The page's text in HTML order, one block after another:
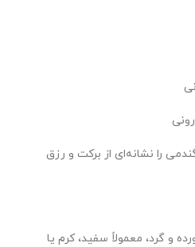
را نشانه‌ای از برکت و رزق
و گرد، معمولاً سفید، کرم یا